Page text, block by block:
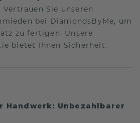
Sie unseren
bei DiamondsByMe, um
zu fertigen. Unsere
bietet Ihnen Sicherheit.
Handwerk: Unbezahlbarer